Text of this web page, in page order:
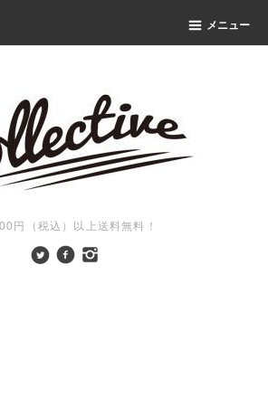
メニュー
円（税込）以上送料無料！